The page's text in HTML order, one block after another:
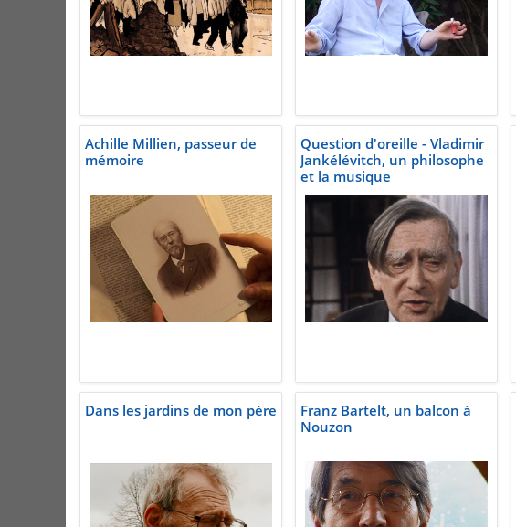
Achille Millien, passeur de
mémoire
Question d'oreille - Vladimir
Jankélévitch, un philosophe
et la musique
Dans les jardins de mon père
Franz Bartelt, un balcon à
Nouzon